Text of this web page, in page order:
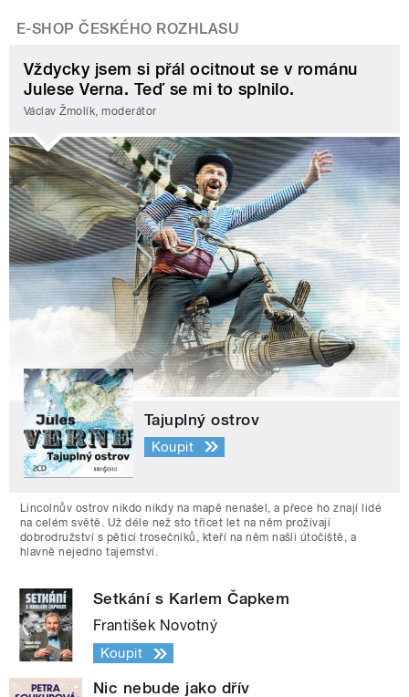
E-SHOP ČESKÉHO ROZHLASU
Vždycky jsem si přál ocitnout se v románu
Julese Verna. Teď se mi to splnilo.
Václav Žmolík, moderátor
Tajuplný ostrov
Koupit
Lincolnův ostrov nikdo nikdy na mapě nenašel, a přece ho znají lidé
na celém světě. Už déle než sto třicet let na něm prožívají
dobrodružství s pěticí trosečníků, kteří na něm našli útočiště, a
hlavně nejedno tajemství.
Setkání s Karlem Čapkem
František Novotný
Koupit
Nic nebude jako dřív